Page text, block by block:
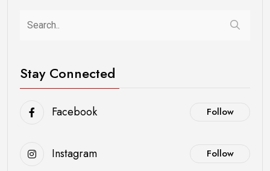
Stay Connected
Facebook Follow
Instagram Follow